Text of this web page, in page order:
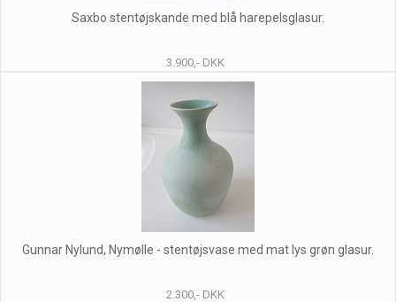
Saxbo stentøjskande med blå harepelsglasur.
3.900,- DKK
Gunnar Nylund, Nymølle - stentøjsvase med mat lys grøn glasur.
2.300,- DKK